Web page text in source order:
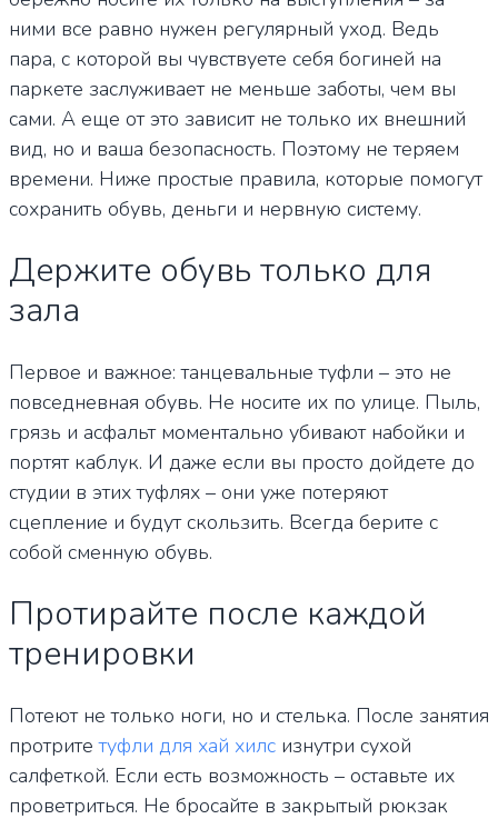
ними все равно нужен регулярный уход. Ведь
пара, с которой вы чувствуете себя богиней на
паркете заслуживает не меньше заботы, чем вы
сами. А еще от это зависит не только их внешний
вид, но и ваша безопасность. Поэтому не теряем
времени. Ниже простые правила, которые помогут
сохранить обувь, деньги и нервную систему.
Держите обувь только для
зала
Первое и важное: танцевальные туфли – это не
повседневная обувь. Не носите их по улице. Пыль,
грязь и асфальт моментально убивают набойки и
портят каблук. И даже если вы просто дойдете до
студии в этих туфлях – они уже потеряют
сцепление и будут скользить. Всегда берите с
собой сменную обувь.
Протирайте после каждой
тренировки
Потеют не только ноги, но и стелька. После занятия
протритетуфли для хай хилс изнутри сухой
салфеткой. Если есть возможность – оставьте их
проветриться. Не бросайте в закрытый рюкзак